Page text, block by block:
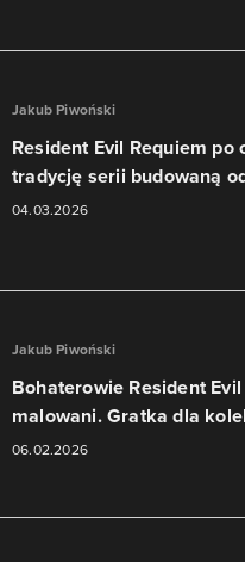
Jakub Piwoński
Resident Evil Requiem po
tradycję serii budowaną
04.03.2026
Jakub Piwoński
Bohaterowie Resident
malowani. Gratka dla
06.02.2026